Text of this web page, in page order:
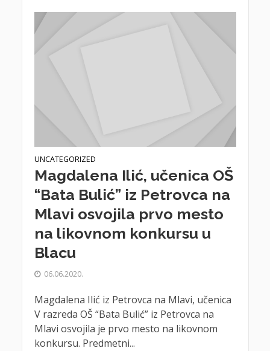
UNCATEGORIZED
Magdalena Ilić, učenica OŠ
“Bata Bulić” iz Petrovca na
Mlavi osvojila prvo mesto
na likovnom konkursu u
Blacu
06.06.2020.
Magdalena Ilić iz Petrovca na Mlavi, učenica
V razreda OŠ “Bata Bulić” iz Petrovca na
Mlavi osvojila je prvo mesto na likovnom
konkursu. Predmetni...